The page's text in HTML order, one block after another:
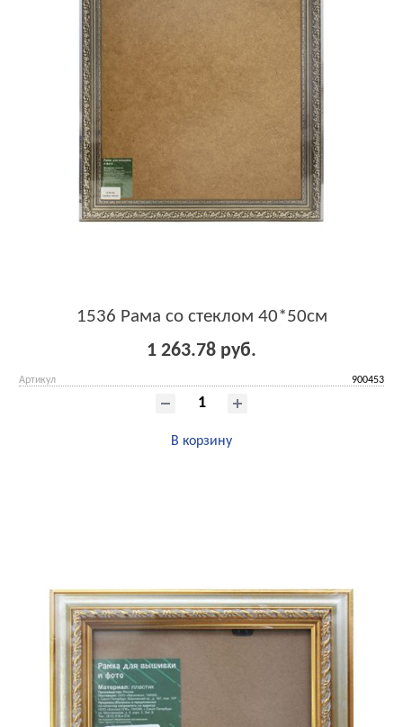
1536 Рама со стеклом 40*50см
1 263.78 руб.
Артикул 900453
В корзину